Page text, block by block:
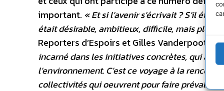
important. « Et si l’avenir s’écrivait ? S’il
était désirable, ambitieux, difficile, mais plein
Reporters d’Espoirs et Gilles Vanderpooten
incarné dans les initiatives concrètes, qui
l’environnement. C’est ce voyage à la
collectivités qui oeuvrent pour faire prévaloir